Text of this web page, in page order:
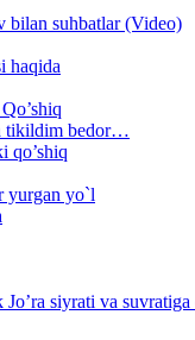
suhbatlar (Video)
haqida
tikildim bedor…
qo’shiq
yurgan yo`l
siyrati va